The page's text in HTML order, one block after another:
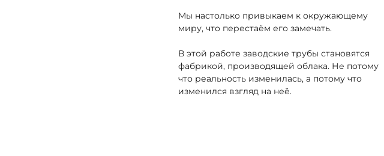
Мы настолько привыкаем к окружающему
миру, что перестаём его замечать.
В этой работе заводские трубы становятся
фабрикой, производящей облака. Не потому
что реальность изменилась, а потому что
изменился взгляд на неё.